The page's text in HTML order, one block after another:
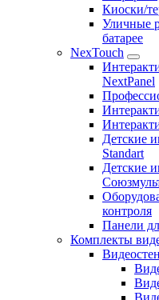
Киоски/
Уличные
батарее
NexTouch
NextPanel
Детские
Standart
Детские
контроля
Панели
Комплекты